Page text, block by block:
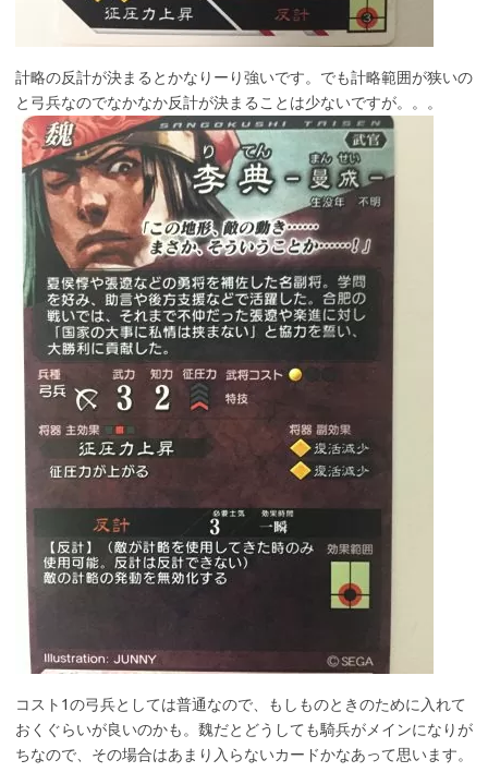
計略の反計が決まるとかなりーり強いです。でも計略範囲が狭いの
と弓兵なのでなかなか反計が決まることは少ないですが。。。
コスト1の弓兵としては普通なので、もしものときのために入れて
おくぐらいが良いのかも。魏だとどうしても騎兵がメインになりが
ちなので、その場合はあまり入らないカードかなあって思います。